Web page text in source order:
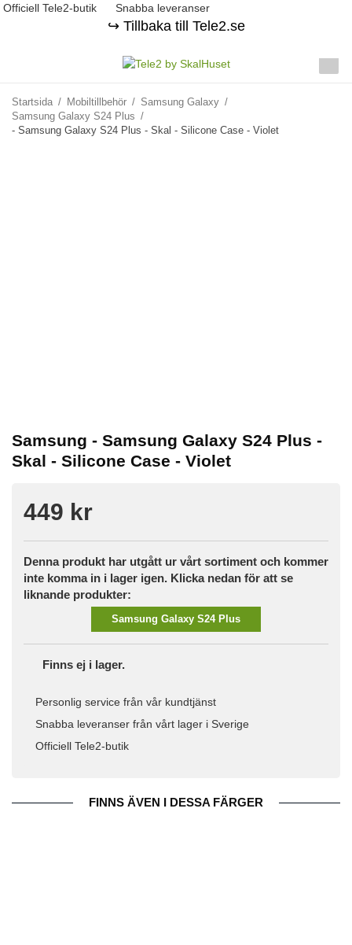
Officiell Tele2-butik Snabba leveranser
↪️ Tillbaka till Tele2.se
Startsida / Mobiltillbehör / Samsung Galaxy /
Samsung Galaxy S24 Plus /
- Samsung Galaxy S24 Plus - Skal - Silicone Case - Violet
Samsung - Samsung Galaxy S24 Plus -
Skal - Silicone Case - Violet
449 kr
Denna produkt har utgått ur vårt sortiment och kommer
inte komma in i lager igen. Klicka nedan för att se
liknande produkter:
Samsung Galaxy S24 Plus
Finns ej i lager.
Personlig service från vår kundtjänst
Snabba leveranser från vårt lager i Sverige
Officiell Tele2-butik
FINNS ÄVEN I DESSA FÄRGER